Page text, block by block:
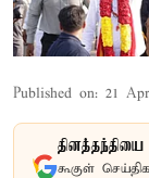
Published on: 21
தினத்தந்தியை
கூகுள்